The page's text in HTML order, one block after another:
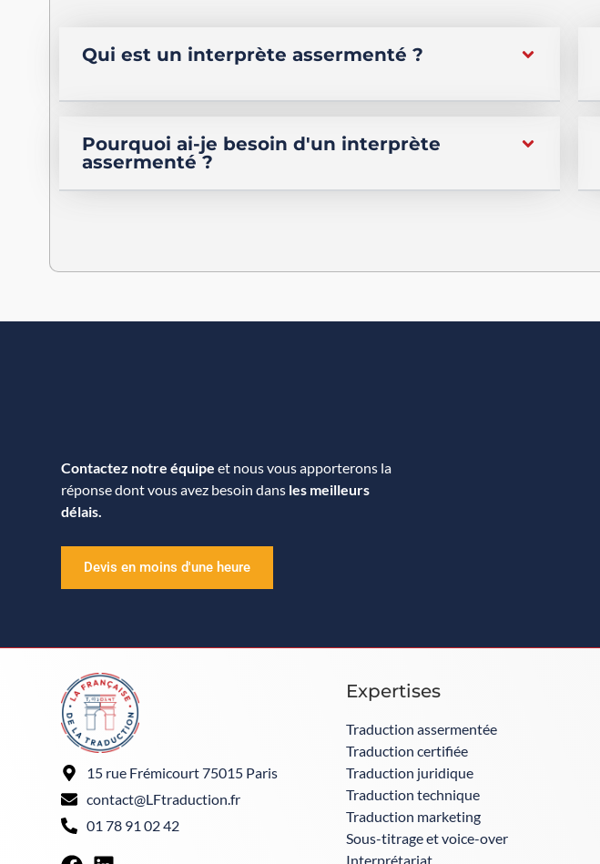
Qui est un interprète assermenté ?
Pourquoi ai-je besoin d'un interprète
assermenté ?
Contactez notre équipe et nous vous apporterons la
réponse dont vous avez besoin dans les meilleurs
délais.
Devis en moins d'une heure
15 rue Frémicourt 75015 Paris
contact@LFtraduction.fr
01 78 91 02 42
Expertises
Traduction assermentée
Traduction certifiée
Traduction juridique
Traduction technique
Traduction marketing
Sous-titrage et voice-over
Interprétariat